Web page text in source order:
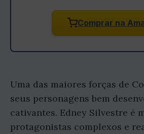
Comprar na
Uma das maiores forças de
seus personagens bem
cativantes. Edney Silvestre é
protagonistas complexos e